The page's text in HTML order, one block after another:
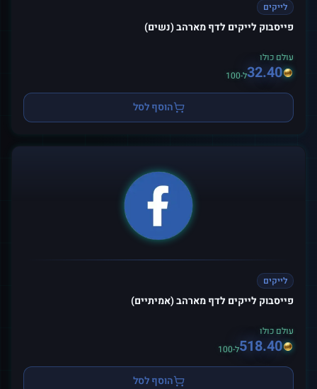
לייקים
פייסבוק לייקים לדף מארהב (נשים)
עולם כולו
32.40ל-100
הוסף לסל
לייקים
פייסבוק לייקים לדף מארהב (אמיתיים)
עולם כולו
518.40ל-100
הוסף לסל